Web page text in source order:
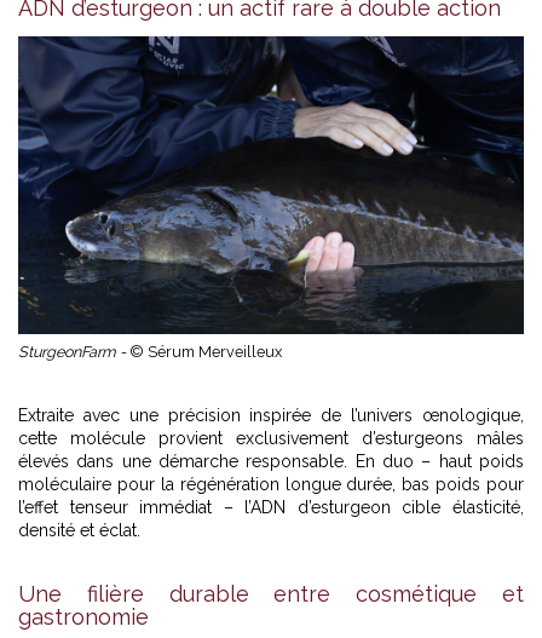
ADN d’esturgeon : un actif rare à double action
SturgeonFarm - © Sérum Merveilleux
Extraite avec une précision inspirée de l’univers œnologique,
cette molécule provient exclusivement d’esturgeons mâles
élevés dans une démarche responsable. En duo – haut poids
moléculaire pour la régénération longue durée, bas poids pour
l’effet tenseur immédiat – l’ADN d’esturgeon cible élasticité,
densité et éclat.
Une filière durable entre cosmétique et
gastronomie